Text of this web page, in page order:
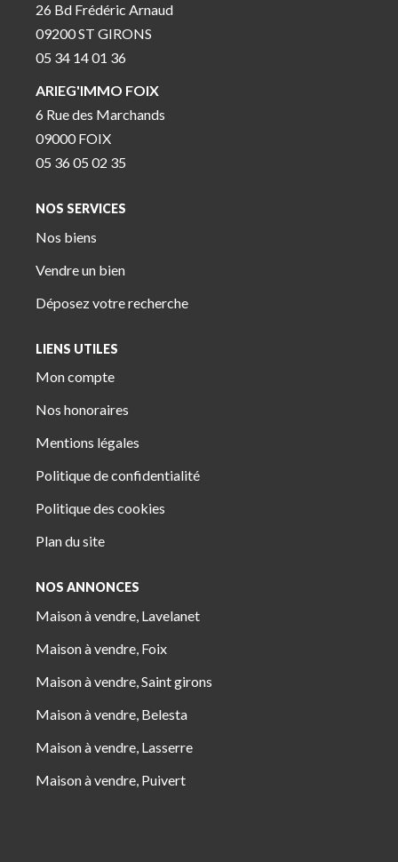
26 Bd Frédéric Arnaud
09200 ST GIRONS
05 34 14 01 36
ARIEG'IMMO FOIX
6 Rue des Marchands
09000 FOIX
05 36 05 02 35
NOS SERVICES
Nos biens
Vendre un bien
Déposez votre recherche
LIENS UTILES
Mon compte
Nos honoraires
Mentions légales
Politique de confidentialité
Politique des cookies
Plan du site
NOS ANNONCES
Maison à vendre, Lavelanet
Maison à vendre, Foix
Maison à vendre, Saint girons
Maison à vendre, Belesta
Maison à vendre, Lasserre
Maison à vendre, Puivert